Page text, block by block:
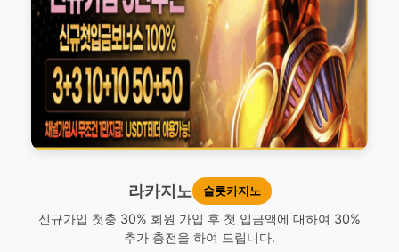
라카지노 슬롯카지노
신규가입 첫충 30% 회원 가입 후 첫 입금액에 대하여 30%
추가 충전을 하여 드립니다.